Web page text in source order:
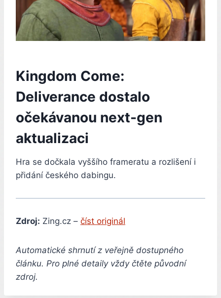
Kingdom Come:
Deliverance dostalo
očekávanou next-gen
aktualizaci
Hra se dočkala vyššího frameratu a rozlišení i
přidání českého dabingu.
Zdroj: Zing.cz – číst originál
Automatické shrnutí z veřejně dostupného
článku. Pro plné detaily vždy čtěte původní
zdroj.